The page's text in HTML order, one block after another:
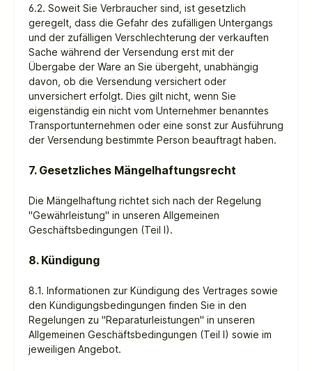
6.2. Soweit Sie Verbraucher sind, ist gesetzlich
geregelt, dass die Gefahr des zufälligen Untergangs
und der zufälligen Verschlechterung der verkauften
Sache während der Versendung erst mit der
Übergabe der Ware an Sie übergeht, unabhängig
davon, ob die Versendung versichert oder
unversichert erfolgt. Dies gilt nicht, wenn Sie
eigenständig ein nicht vom Unternehmer benanntes
Transportunternehmen oder eine sonst zur Ausführung
der Versendung bestimmte Person beauftragt haben.
7. Gesetzliches Mängelhaftungsrecht
Die Mängelhaftung richtet sich nach der Regelung
"Gewährleistung" in unseren Allgemeinen
Geschäftsbedingungen (Teil I).
8. Kündigung
8.1. Informationen zur Kündigung des Vertrages sowie
den Kündigungsbedingungen finden Sie in den
Regelungen zu "Reparaturleistungen" in unseren
Allgemeinen Geschäftsbedingungen (Teil I) sowie im
jeweiligen Angebot.